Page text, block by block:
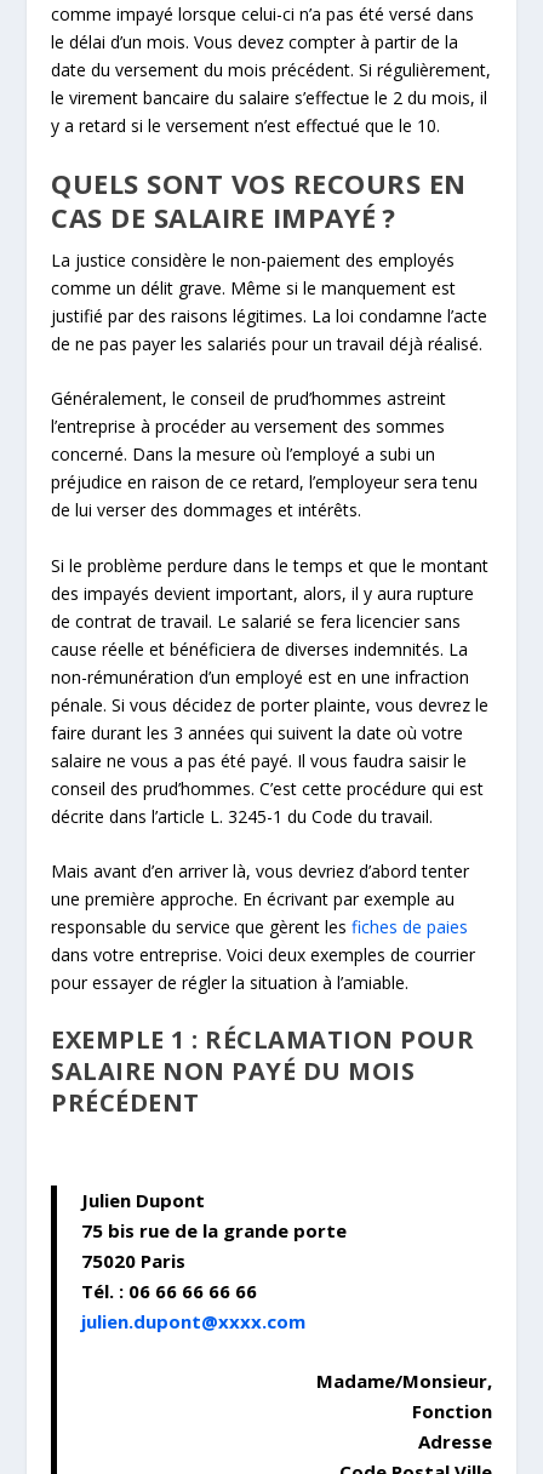
comme impayé lorsque celui-ci n’a pas été versé dans
le délai d’un mois. Vous devez compter à partir de la
date du versement du mois précédent. Si régulièrement,
le virement bancaire du salaire s’effectue le 2 du mois, il
y a retard si le versement n’est effectué que le 10.
QUELS SONT VOS RECOURS EN
CAS DE SALAIRE IMPAYÉ ?
La justice considère le non-paiement des employés
comme un délit grave. Même si le manquement est
justifié par des raisons légitimes. La loi condamne l’acte
de ne pas payer les salariés pour un travail déjà réalisé.
Généralement, le conseil de prud’hommes astreint
l’entreprise à procéder au versement des sommes
concerné. Dans la mesure où l’employé a subi un
préjudice en raison de ce retard, l’employeur sera tenu
de lui verser des dommages et intérêts.
Si le problème perdure dans le temps et que le montant
des impayés devient important, alors, il y aura rupture
de contrat de travail. Le salarié se fera licencier sans
cause réelle et bénéficiera de diverses indemnités. La
non-rémunération d’un employé est en une infraction
pénale. Si vous décidez de porter plainte, vous devrez le
faire durant les 3 années qui suivent la date où votre
salaire ne vous a pas été payé. Il vous faudra saisir le
conseil des prud’hommes. C’est cette procédure qui est
décrite dans l’article L. 3245-1 du Code du travail.
Mais avant d’en arriver là, vous devriez d’abord tenter
une première approche. En écrivant par exemple au
responsable du service que gèrent lesfiches de paies
dans votre entreprise. Voici deux exemples de courrier
pour essayer de régler la situation à l’amiable.
EXEMPLE 1 : RÉCLAMATION POUR
SALAIRE NON PAYÉ DU MOIS
PRÉCÉDENT
Julien Dupont
75 bis rue de la grande porte
75020 Paris
Tél. : 06 66 66 66 66
julien.dupont@xxxx.com
Madame/Monsieur,
Fonction
Adresse